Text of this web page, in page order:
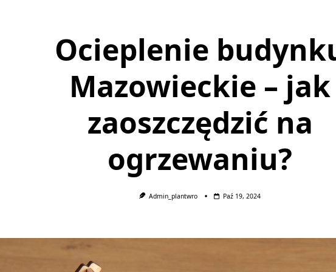
Ocieplenie
Mazowieckie – jak
zaoszczędzić na
ogrzewaniu?
Admin_plantwro Paź 19, 2024